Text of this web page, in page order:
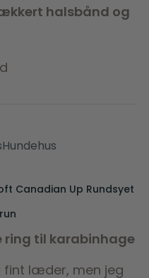
halsbånd og
Canadian Up Rundsyet
ring til karabinhage
fint læder, men jeg